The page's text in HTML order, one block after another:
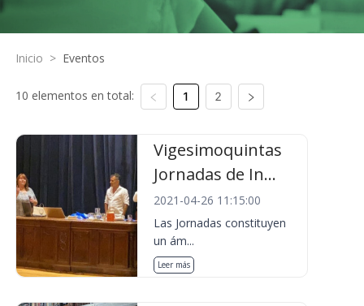
Inicio > Eventos
10 elementos en total: 1 2
Vigesimoquintas
Jornadas de In...
2021-04-26 11:15:00
Las Jornadas constituyen
un ám...
Leer más